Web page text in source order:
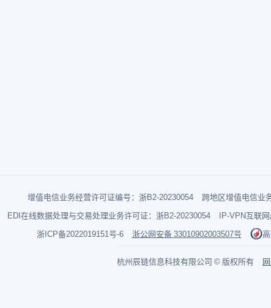
增值电信业务经营许可证编号：浙B2-20230054
跨地区增值电信业
EDI在线数据处理与交易处理业务许可证：浙B2-20230054
IP-VPN互联
浙ICP备2022019151号-6
浙公网安备 33010902003507号
杭州辰链信息科技有限公司 © 版权所有